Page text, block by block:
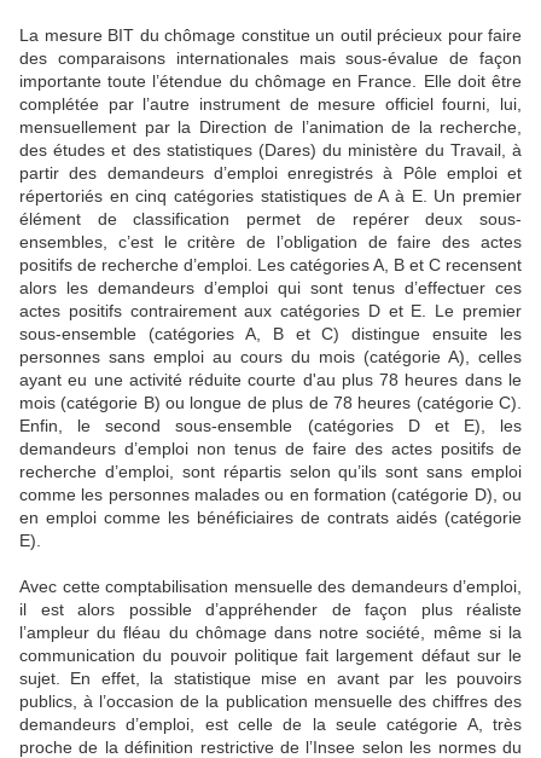
La mesure BIT du chômage constitue un outil précieux pour faire
des comparaisons internationales mais sous-évalue de façon
importante toute l’étendue du chômage en France. Elle doit être
complétée par l’autre instrument de mesure officiel fourni, lui,
mensuellement par la Direction de l’animation de la recherche,
des études et des statistiques (Dares) du ministère du Travail, à
partir des demandeurs d’emploi enregistrés à Pôle emploi et
répertoriés en cinq catégories statistiques de A à E. Un premier
élément de classification permet de repérer deux sous-
ensembles, c’est le critère de l’obligation de faire des actes
positifs de recherche d’emploi. Les catégories A, B et C recensent
alors les demandeurs d’emploi qui sont tenus d’effectuer ces
actes positifs contrairement aux catégories D et E. Le premier
sous-ensemble (catégories A, B et C) distingue ensuite les
personnes sans emploi au cours du mois (catégorie A), celles
ayant eu une activité réduite courte d'au plus 78 heures dans le
mois (catégorie B) ou longue de plus de 78 heures (catégorie C).
Enfin, le second sous-ensemble (catégories D et E), les
demandeurs d’emploi non tenus de faire des actes positifs de
recherche d’emploi, sont répartis selon qu’ils sont sans emploi
comme les personnes malades ou en formation (catégorie D), ou
en emploi comme les bénéficiaires de contrats aidés (catégorie
E).
Avec cette comptabilisation mensuelle des demandeurs d’emploi,
il est alors possible d’appréhender de façon plus réaliste
l’ampleur du fléau du chômage dans notre société, même si la
communication du pouvoir politique fait largement défaut sur le
sujet. En effet, la statistique mise en avant par les pouvoirs
publics, à l’occasion de la publication mensuelle des chiffres des
demandeurs d’emploi, est celle de la seule catégorie A, très
proche de la définition restrictive de l’Insee selon les normes du